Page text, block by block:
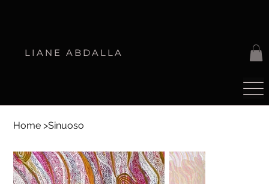
LIANE ABDALLA
Home >Sinuoso